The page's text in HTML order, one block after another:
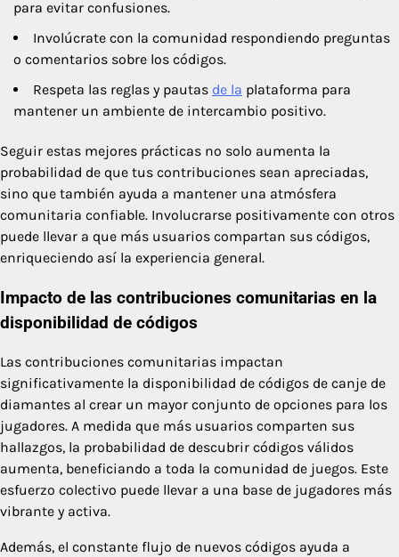
para evitar confusiones.
Involúcrate con la comunidad respondiendo preguntas
o comentarios sobre los códigos.
Respeta las reglas y pautas de la plataforma para
mantener un ambiente de intercambio positivo.
Seguir estas mejores prácticas no solo aumenta la
probabilidad de que tus contribuciones sean apreciadas,
sino que también ayuda a mantener una atmósfera
comunitaria confiable. Involucrarse positivamente con otros
puede llevar a que más usuarios compartan sus códigos,
enriqueciendo así la experiencia general.
Impacto de las contribuciones comunitarias en la
disponibilidad de códigos
Las contribuciones comunitarias impactan
significativamente la disponibilidad de códigos de canje de
diamantes al crear un mayor conjunto de opciones para los
jugadores. A medida que más usuarios comparten sus
hallazgos, la probabilidad de descubrir códigos válidos
aumenta, beneficiando a toda la comunidad de juegos. Este
esfuerzo colectivo puede llevar a una base de jugadores más
vibrante y activa.
Además, el constante flujo de nuevos códigos ayuda a